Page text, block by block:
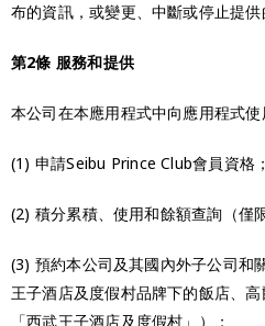
布的資訊，或變更、中斷或停止提供
第2條 服務和提供
本公司在本應用程式中向應用程式使
(1) 申請Seibu Prince Club會員資格；
(2) 積分累積、使用和餘額查詢（僅
(3) 預約本公司及其國內外子公司和
王子酒店及度假村品牌下的飯店、
「西武王子酒店及度假村」）；